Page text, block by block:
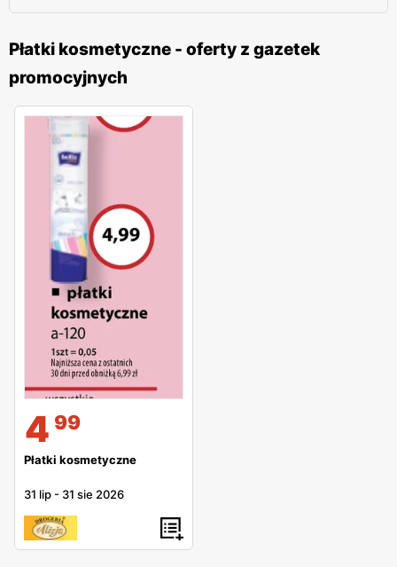
Płatki kosmetyczne - oferty z gazetek
promocyjnych
4 99
Płatki kosmetyczne
31 lip - 31 sie 2026